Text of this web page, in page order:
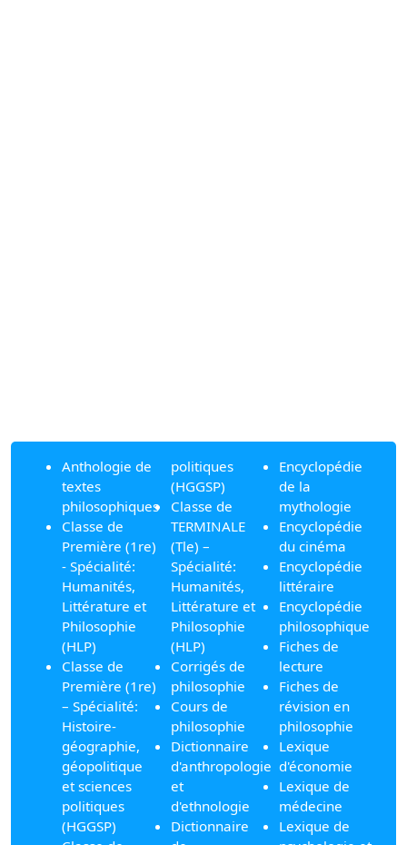
Anthologie de
textes
philosophiques
Classe de
Première (1re)
- Spécialité:
Humanités,
Littérature et
Philosophie
(HLP)
Classe de
Première (1re)
– Spécialité:
Histoire-
géographie,
géopolitique
et sciences
politiques
(HGGSP)
politiques
(HGGSP)
Classe de
TERMINALE
(Tle) –
Spécialité:
Humanités,
Littérature et
Philosophie
(HLP)
Corrigés de
philosophie
Cours de
philosophie
Dictionnaire
d'anthropologie
et
d'ethnologie
Dictionnaire
Encyclopédie
de la
mythologie
Encyclopédie
du cinéma
Encyclopédie
littéraire
Encyclopédie
philosophique
Fiches de
lecture
Fiches de
révision en
philosophie
Lexique
d'économie
Lexique de
médecine
Lexique de